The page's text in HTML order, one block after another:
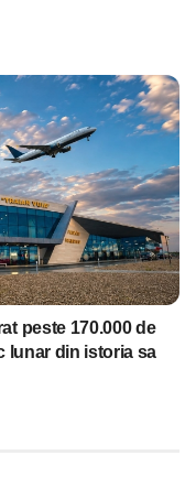
peste 170.000 de
lunar din istoria sa